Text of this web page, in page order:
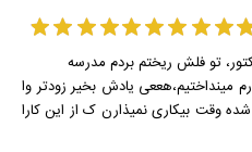
تو فلش ریختم بردم مدرسه
مینداختیم،هععی یادش بخیر زودتر وا
وقت بیکاری نمیذارن ک از این کارا